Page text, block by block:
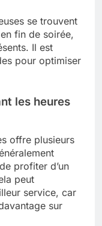
se trouvent
fin de soirée,
Il est
pour optimiser
les heures
offre plusieurs
profiter d’un
peut
service, car
sur